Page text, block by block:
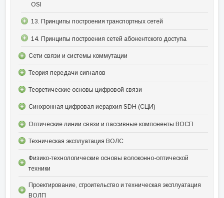
OSI
13. Принципы построения транспортных сетей
14. Принципы построения сетей абонентского доступа
Сети связи и системы коммутации
Теория передачи сигналов
Теоретические основы цифровой связи
Синхронная цифровая иерархия SDH (СЦИ)
Оптические линии связи и пассивные компоненты ВОСП
Техническая эксплуатация ВОЛС
Физико-технологические основы волоконно-оптической
техники
Проектирование, строительство и техническая эксплуатация
ВОЛП